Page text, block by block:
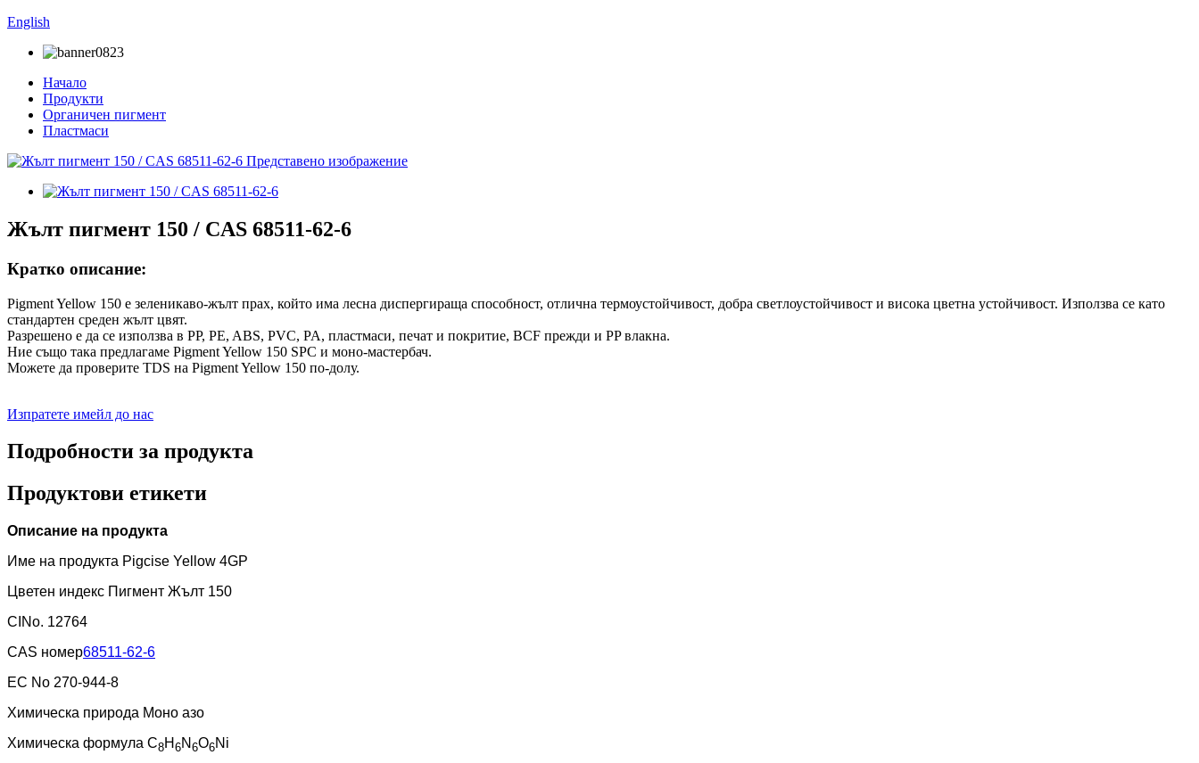
English
Начало
Продукти
Органичен пигмент
Пластмаси
Жълт пигмент 150 / CAS 68511-62-6
Кратко описание:
Pigment Yellow 150 е зеленикаво-жълт прах, който има лесна диспергираща способност, отлична термоустойчивост, добра светлоустойчивост и висока цветна устойчивост. Използва се като
стандартен среден жълт цвят.
Разрешено е да се използва в PP, PE, ABS, PVC, PA, пластмаси, печат и покритие, BCF прежди и PP влакна.
Ние също така предлагаме Pigment Yellow 150 SPC и моно-мастербач.
Можете да проверите TDS на Pigment Yellow 150 по-долу.
Изпратете имейл до нас
Подробности за продукта
Продуктови етикети
Описание на продукта
Име на продукта Pigcise Yellow 4GP
Цветен индекс Пигмент Жълт 150
CINo. 12764
CAS номер68511-62-6
EC No 270-944-8
Химическа природа Моно азо
Химическа формула C8H 6N 6O6Ni